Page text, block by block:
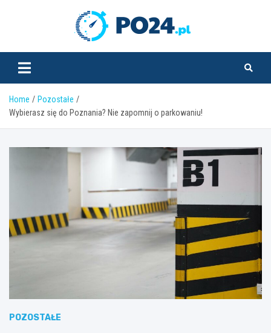
Home
Pozostałe
Wybierasz się do Poznania? Nie zapomnij o parkowaniu!
POZOSTAŁE